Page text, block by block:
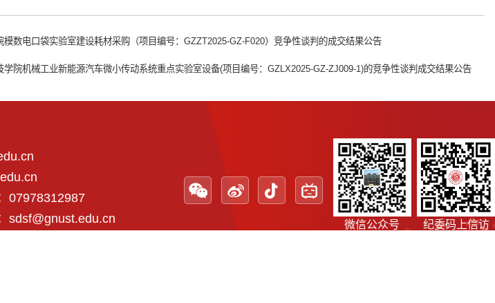
数电口袋实验室建设耗材采购（项目编号：GZZT2025-GZ-F020）竞争性谈判的成交结果公告
院机械工业新能源汽车微小传动系统重点实验室设备(项目编号：GZLX2025-GZ-ZJ009-1)的竞争性谈判成交结果公告
07978312987
sdsf@gnust.edu.cn
微信公众号 纪委码上信访